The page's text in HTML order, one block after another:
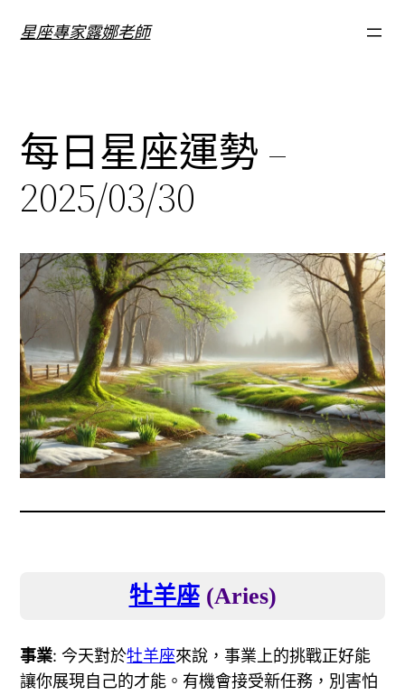
星座專家露娜老師
每日星座運勢 –
2025/03/30
牡羊座(Aries)
事業: 今天對於牡羊座來說，事業上的挑戰正好能
讓你展現自己的才能。有機會接受新任務，別害怕